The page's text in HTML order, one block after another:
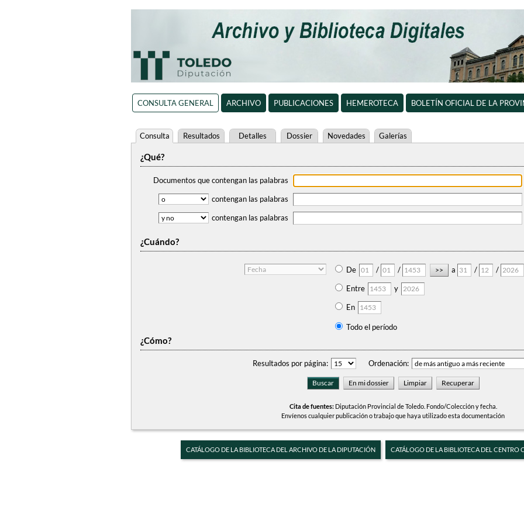
CONSULTA GENERAL ARCHIVO PUBLICACIONES HEMEROTECA BOLETÍN OFICIAL DE LA
Consulta Resultados Detalles Dossier Novedades Galerías
¿Qué?
Documentos que contengan las palabras
contengan las palabras
contengan las palabras
¿Cuándo?
De / / a /
/
Entre
y
En
Todo el período
¿Cómo?
Resultados por página: Ordenación:
Cita de fuentes:Diputación Provincial de Toledo. Fondo/Colección y fecha.
Envíenos cualquier publicación o trabajo que haya utilizado esta documentación
CATÁLOGO DE LA BIBLIOTECA DEL ARCHIVO DE LA DIPUTACIÓN CATÁLOGO DE LA BIBLIOTECA DEL CENTRO